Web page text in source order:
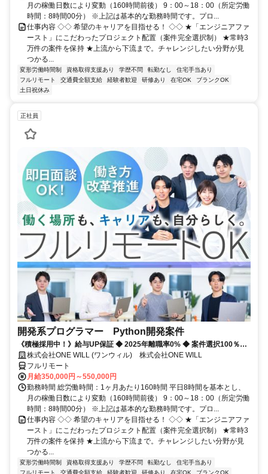
月の稼働日数により変動（160時間前後） 9：00～18：00（所定労働
時間：8時間00分） ※上記は基本的な勤務時間です。プロ...
仕事内容 ◇◇ 希望のキャリアを目指せる！ ◇◇ ★「エンジニアファ
ースト」にこだわったプロジェクト配置（案件完全選択制） ★常時3
万件の案件を保持 ★上流から下流まで。チャレンジしたい分野が見
つかる...
変形労働時間制 資格取得支援あり 学歴不問 転勤なし
住宅手当あり
フルリモート
交通費全額支給 経験者歓迎 研修あり 在宅OK
ブランクOK
土日祝休み
正社員
開発系プログラマー Python開発案件
《積極採用中！》給与UP保証 ◆ 2025年離職率0% ◆ 案件選択100％！
◆ 平均残業7時間！
株式会社ONE WILL (ワンウィル) 株式会社ONE WILL
フルリモート
月給350,000円～550,000円
勤務時間 総労働時間：1ヶ月あたり160時間 平日8時間を基本とし、
月の稼働日数により変動（160時間前後） 9：00～18：00（所定労働
時間：8時間00分） ※上記は基本的な勤務時間です。プロ...
仕事内容 ◇◇ 希望のキャリアを目指せる！ ◇◇ ★「エンジニアファ
ースト」にこだわったプロジェクト配置（案件完全選択制） ★常時3
万件の案件を保持 ★上流から下流まで。チャレンジしたい分野が見
つかる...
変形労働時間制 資格取得支援あり 学歴不問 転勤なし
住宅手当あり